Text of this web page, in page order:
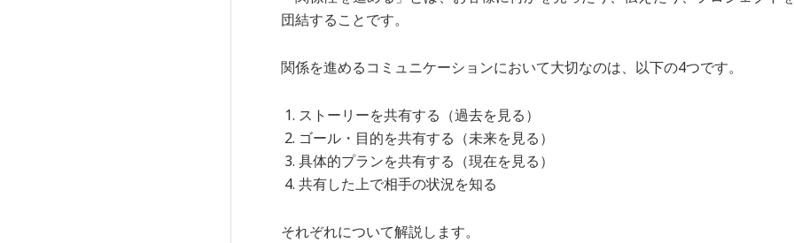
団結することです。
関係を進めるコミュニケーションにおいて大切なのは、以下の4つです。
ストーリーを共有する（過去を見る）
ゴール・目的を共有する（未来を見る）
具体的プランを共有する（現在を見る）
共有した上で相手の状況を知る
それぞれについて解説します。